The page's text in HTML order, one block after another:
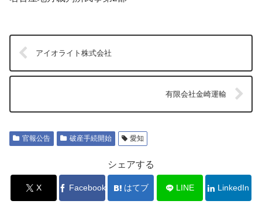
アイオライト株式会社
有限会社金崎運輸
官報公告 破産手続開始 愛知
シェアする
X Facebook はてブ LINE LinkedIn